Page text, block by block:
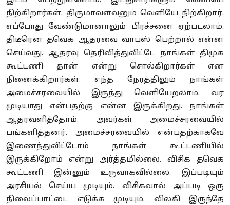
நிற்கிறார்கள். திருமாவளவனும் வெளியே நிற்கிறார்.
எப்போது வேண்டுமானாலும் பிரச்சனை ஏற்படலாம்.
திடீரென தவெக ஆதரவை வாபஸ் பெற்றால் என்ன
செய்வது. ஆதரவு தெரிவித்துவிட்டே நாங்கள் திமுக
கூட்டணி தான் என்று சொல்கிறார்கள் என
நினைக்கிறார்கள். எந்த நேரத்திலும் நாங்கள்
அமைச்சரவையில் இருந்து வெளியேறலாம். வர
முடியாது என்பதற்கு என்ன இருக்கிறது. நாங்கள்
ஆதரவளித்தோம். அவர்கள் அமைச்சரவையில்
பங்களித்தனர். அமைச்சரவையில் என்பதற்காகவே
இணைந்துவிட்டோம் நாங்கள் கூட்டணியில்
இருக்கிறோம் என்று அர்த்தமில்லை. விசிக தவெக
கூட்டணி இன்னும் உருவாகவில்லை. இப்படியும்
அரசியல் செய்ய முடியும். விசிகவால் அப்படி ஒரு
நிலைப்பாட்டை எடுக்க முடியும். விலகி இருந்தே